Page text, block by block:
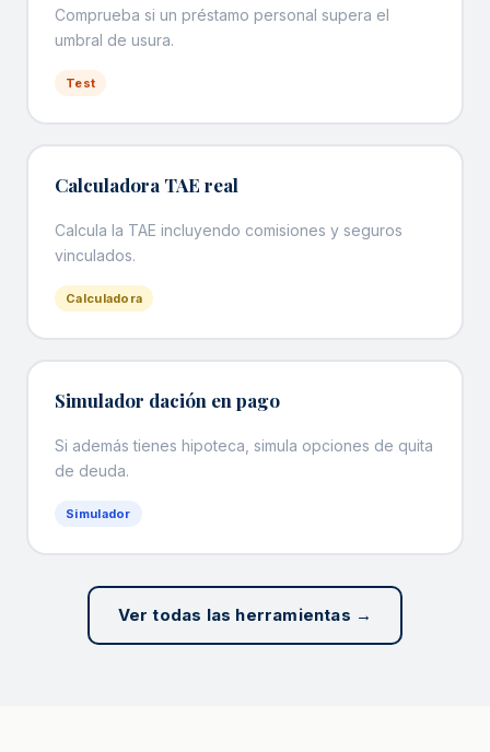
Comprueba si un préstamo personal supera el
umbral de usura.
Test
Calculadora TAE real
Calcula la TAE incluyendo comisiones y seguros
vinculados.
Calculadora
Simulador dación en pago
Si además tienes hipoteca, simula opciones de quita
de deuda.
Simulador
Ver todas las herramientas →